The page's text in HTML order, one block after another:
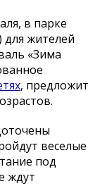
в парке
жителей
«Зима
, предложит
веселые
под
ждут